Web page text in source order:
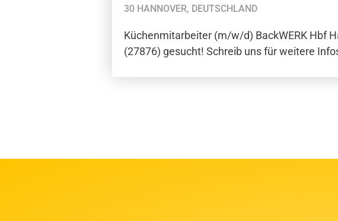
30 HANNOVER, DEUTSCHLAND
Küchenmitarbeiter (m/w/d) BackWERK Hbf
(27876) gesucht! Schreib uns für weitere